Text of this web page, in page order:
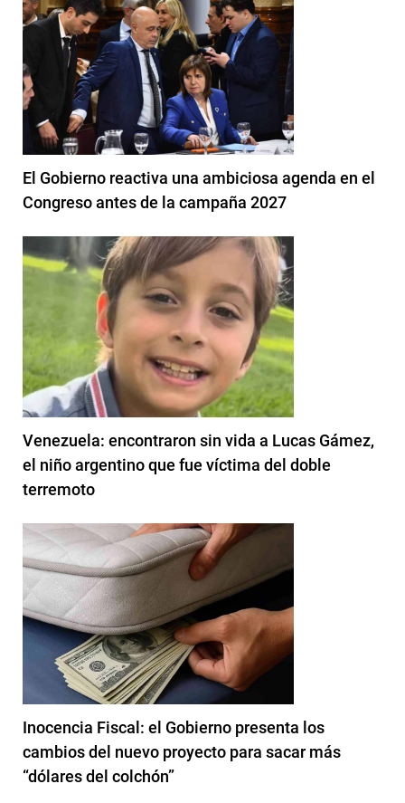
El Gobierno reactiva una ambiciosa agenda en el
Congreso antes de la campaña 2027
Venezuela: encontraron sin vida a Lucas Gámez,
el niño argentino que fue víctima del doble
terremoto
Inocencia Fiscal: el Gobierno presenta los
cambios del nuevo proyecto para sacar más
“dólares del colchón”